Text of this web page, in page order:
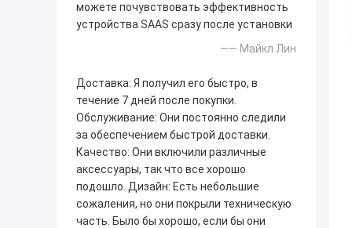
можете почувствовать эффективность
устройства SAAS сразу после установки
—— Майкл Лин
Доставка: Я получил его быстро, в
течение 7 дней после покупки.
Обслуживание: Они постоянно следили
за обеспечением быстрой доставки.
Качество: Они включили различные
аксессуары, так что все хорошо
подошло. Дизайн: Есть небольшие
сожаления, но они покрыли техническую
часть. Было бы хорошо, если бы они